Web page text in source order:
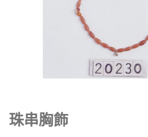
珠串胸飾